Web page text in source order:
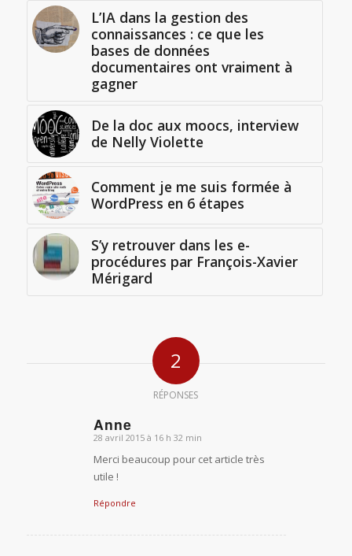
L’IA dans la gestion des
connaissances : ce que les
bases de données
documentaires ont vraiment à
gagner
De la doc aux moocs, interview
de Nelly Violette
Comment je me suis formée à
WordPress en 6 étapes
S’y retrouver dans les e-
procédures par François-Xavier
Mérigard
2
RÉPONSES
Anne
dit
28 avril 2015 à 16 h 32 min
Merci beaucoup pour cet article très
utile !
Répondre